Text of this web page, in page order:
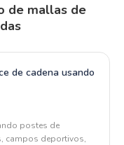
de mallas de
de cadena usando
postes de
campos deportivos,